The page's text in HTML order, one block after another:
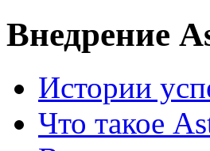
Внедрение
Истории
Что такое